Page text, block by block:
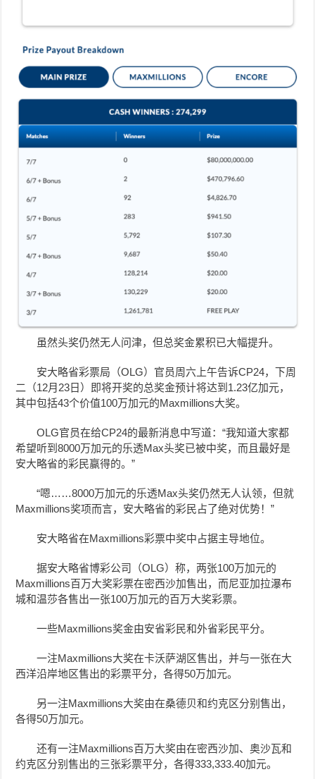
虽然头奖仍然无人问津，但总奖金累积已大幅提升。
安大略省彩票局（OLG）官员周六上午告诉CP24，下周
二（12月23日）即将开奖的总奖金预计将达到1.23亿加元，
其中包括43个价值100万加元的Maxmillions大奖。
OLG官员在给CP24的最新消息中写道：“我知道大家都
希望听到8000万加元的乐透Max头奖已被中奖，而且最好是
安大略省的彩民赢得的。”
“嗯……8000万加元的乐透Max头奖仍然无人认领，但就
Maxmillions奖项而言，安大略省的彩民占了绝对优势！”
安大略省在Maxmillions彩票中奖中占据主导地位。
据安大略省博彩公司（OLG）称，两张100万加元的
Maxmillions百万大奖彩票在密西沙加售出，而尼亚加拉瀑布
城和温莎各售出一张100万加元的百万大奖彩票。
一些Maxmillions奖金由安省彩民和外省彩民平分。
一注Maxmillions大奖在卡沃萨湖区售出，并与一张在大
西洋沿岸地区售出的彩票平分，各得50万加元。
另一注Maxmillions大奖由在桑德贝和约克区分别售出，
各得50万加元。
还有一注Maxmillions百万大奖由在密西沙加、奥沙瓦和
约克区分别售出的三张彩票平分，各得333,333.40加元。